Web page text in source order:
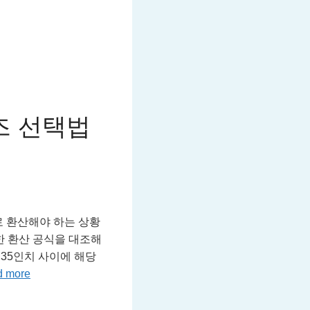
선택법
환산해야 하는 상황
환산 공식을 대조해
인치 사이에 해당
more